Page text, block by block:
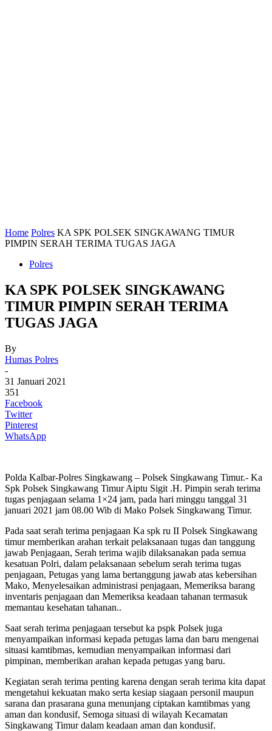
Home Polres KA SPK POLSEK SINGKAWANG TIMUR
PIMPIN SERAH TERIMA TUGAS JAGA
Polres
KA SPK POLSEK SINGKAWANG
TIMUR PIMPIN SERAH TERIMA
TUGAS JAGA
By
Humas Polres
-
31 Januari 2021
351
Facebook
Twitter
Pinterest
WhatsApp
Polda Kalbar-Polres Singkawang – Polsek Singkawang Timur.- Ka
Spk Polsek Singkawang Timur Aiptu Sigit .H. Pimpin serah terima
tugas penjagaan selama 1×24 jam, pada hari minggu tanggal 31
januari 2021 jam 08.00 Wib di Mako Polsek Singkawang Timur.
Pada saat serah terima penjagaan Ka spk ru II Polsek Singkawang
timur memberikan arahan terkait pelaksanaan tugas dan tanggung
jawab Penjagaan, Serah terima wajib dilaksanakan pada semua
kesatuan Polri, dalam pelaksanaan sebelum serah terima tugas
penjagaan, Petugas yang lama bertanggung jawab atas kebersihan
Mako, Menyelesaikan administrasi penjagaan, Memeriksa barang
inventaris penjagaan dan Memeriksa keadaan tahanan termasuk
memantau kesehatan tahanan..
Saat serah terima penjagaan tersebut ka pspk Polsek juga
menyampaikan informasi kepada petugas lama dan baru mengenai
situasi kamtibmas, kemudian menyampaikan informasi dari
pimpinan, memberikan arahan kepada petugas yang baru.
Kegiatan serah terima penting karena dengan serah terima kita dapat
mengetahui kekuatan mako serta kesiap siagaan personil maupun
sarana dan prasarana guna menunjang ciptakan kamtibmas yang
aman dan kondusif, Semoga situasi di wilayah Kecamatan
Singkawang Timur dalam keadaan aman dan kondusif.